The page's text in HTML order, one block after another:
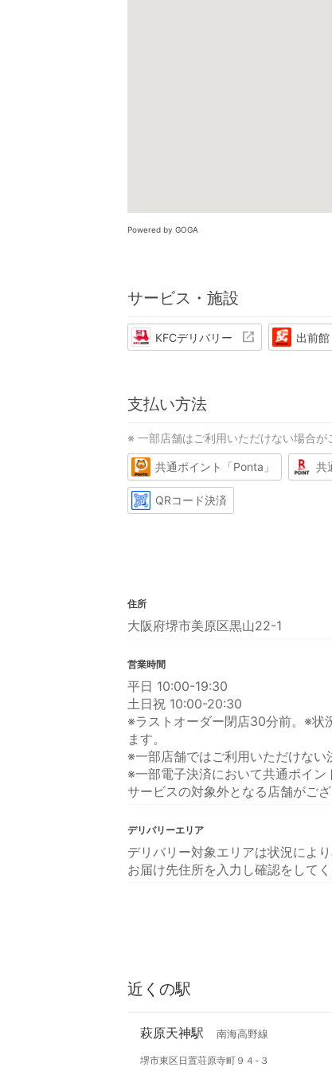
Powered by GOGA
サービス・施設
KFCデリバリー 出前館
支払い方法
※ 一部店舗はご利用いただけない場合が
共通ポイント「Ponta」 共
QRコード決済
住所
大阪府堺市美原区黒山22-1
営業時間
平日 10:00-19:30
土日祝 10:00-20:30
※ラストオーダー閉店30分前。※状
ます。
※一部店舗ではご利用いただけない
※一部電子決済において共通ポイン
サービスの対象外となる店舗がござ
デリバリーエリア
デリバリー対象エリアは状況によ
お届け先住所を入力し確認をしてく
近くの駅
萩原天神駅 南海高野線
堺市東区日置荘原寺町９４-３